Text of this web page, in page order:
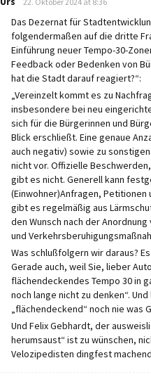
Das Dezernat für
folgendermaßen auf die dritte
Einführung neuer Tempo-30-
Feedback oder Bedenken von
hat die Stadt darauf reagiert?“:
„Vereinzelt kommt es zu
insbesondere bei neu
sich für die Bürgerinnen und
Blick erschließt. Eine genaue
auch negativ) sowie zu
nicht vor. Offizielle
gibt es nicht. Generell kann
(Einwohner)Anfragen,
gibt es regelmäßig aus
den Wunsch nach der
und
Was schlußfolgern wir daraus?
Gerade auch, weil Sie, lieber
flächendeckendes Tempo 30 in
noch lange nicht zu denken“.
„flächendeckend“ noch nie was
Und Felix Gebhardt, der
herumsaust“ ist zu wünschen,
Velozipedisten dingfest